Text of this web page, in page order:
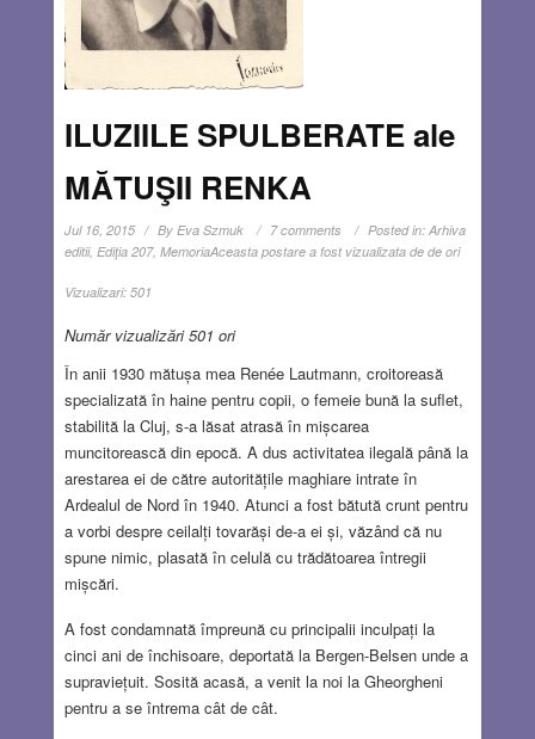
ILUZIILE SPULBERATE ale
MĂTUŞII RENKA
Jul 16, 2015 By Eva Szmuk 7 comments Posted in: Arhiva
editii, Ediţia 207, MemoriaAceasta postare a fost vizualizata de de ori
Vizualizari: 501
Număr vizualizări 501 ori
În anii 1930 mătușa mea Renée Lautmann, croitoreasă
specializată în haine pentru copii, o femeie bună la suflet,
stabilită la Cluj, s-a lăsat atrasă în mișcarea
muncitorească din epocă. A dus activitatea ilegală până la
arestarea ei de către autoritățile maghiare intrate în
Ardealul de Nord în 1940. Atunci a fost bătută crunt pentru
a vorbi despre ceilalți tovarăși de-a ei și, văzând că nu
spune nimic, plasată în celulă cu trădătoarea întregii
mișcări.
A fost condamnată împreună cu principalii inculpați la
cinci ani de închisoare, deportată la Bergen-Belsen unde a
supraviețuit. Sosită acasă, a venit la noi la Gheorgheni
pentru a se întrema cât de cât.